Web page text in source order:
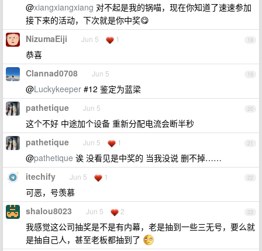
@xiangxiangxiang 对不起是我的锅喵，现在你知道了速速参加
接下来的活动，下次就是你中奖😋
18
NizumaEiji Jun 5 1
恭喜
19
Clannad0708 Jun 5
@Luckykeeper #12 鉴定为蓝梁
20
pathetique Jun 5
这个不好 中途加个设备 重新分配电流会断半秒
21
pathetique Jun 5 1
@pathetique 诶 没看见是中奖的 当我没说 删不掉……
22
itechify Jun 5 1
可恶，号羡慕
23
shalou8023 Jun 5 2
我感觉这公司抽奖是不是有内幕，老是抽到一些三无号，要么就
是抽自己人，甚至老板都抽到了